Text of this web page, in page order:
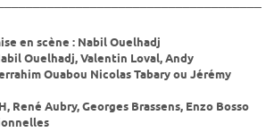
en scène : Nabil Ouelhadj
Ouelhadj, Valentin Loval, Andy
Ouabou Nicolas Tabary ou Jérémy
René Aubry, Georges Brassens, Enzo Bosso